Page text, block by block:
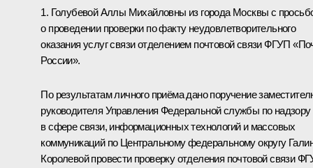
1. Голубевой Аллы Михайловны из города Москвы с
о проведении проверки по факту неудовлетворительного
оказания услуг связи отделением почтовой связи ФГУП
России».
По результатам личного приёма дано поручение
руководителя Управления Федеральной службы по надзору
в сфере связи, информационных технологий и массовых
коммуникаций по Центральному федеральному округу
Королевой провести проверку отделения почтовой связи